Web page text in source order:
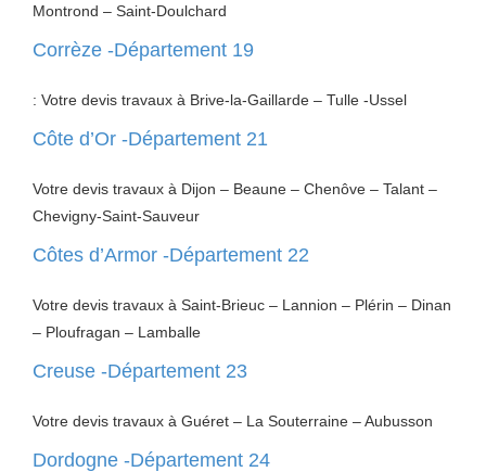
Montrond – Saint-Doulchard
Corrèze -Département 19
: Votre devis travaux à Brive-la-Gaillarde – Tulle -Ussel
Côte d’Or -Département 21
Votre devis travaux à Dijon – Beaune – Chenôve – Talant –
Chevigny-Saint-Sauveur
Côtes d’Armor -Département 22
Votre devis travaux à Saint-Brieuc – Lannion – Plérin – Dinan
– Ploufragan – Lamballe
Creuse -Département 23
Votre devis travaux à Guéret – La Souterraine – Aubusson
Dordogne -Département 24